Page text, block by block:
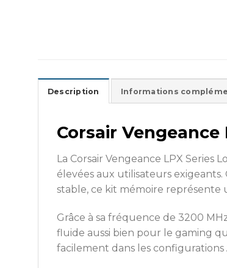
Description Informations
Corsair Vengeance
La Corsair Vengeance LPX Series
élevées aux utilisateurs
stable, ce kit mémoire
Grâce à sa fréquence de 3200
fluide aussi bien pour le gaming
facilement dans les configurations